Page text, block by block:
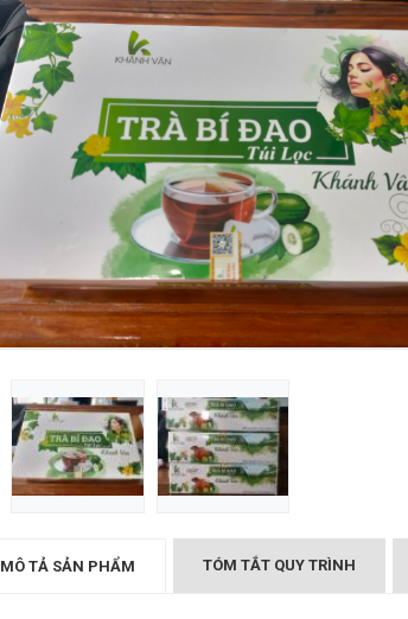
MÔ TẢ SẢN PHẨM TÓM TẮT QUY TRÌNH
Khóm Cầu Đúc (Hậu Giang)
14.000 ₫
Chuối Sấy Giòn Yên Châu
Tinh Bột Nghệ Bắc Kạn - 220g
Trà Bạch Mi Tiên Cô
000₫
ĐẶC SẢN
THÁI
000₫